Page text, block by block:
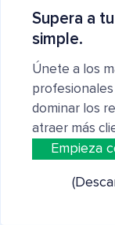
Supera a
simple.
Únete a los
profesionales
dominar los
atraer más
Empieza